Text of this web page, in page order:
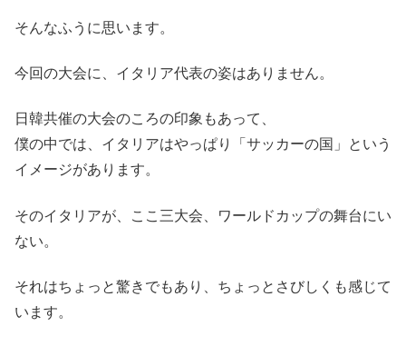
そんなふうに思います。
今回の大会に、イタリア代表の姿はありません。
日韓共催の大会のころの印象もあって、
僕の中では、イタリアはやっぱり「サッカーの国」という
イメージがあります。
そのイタリアが、ここ三大会、ワールドカップの舞台にい
ない。
それはちょっと驚きでもあり、ちょっとさびしくも感じて
います。